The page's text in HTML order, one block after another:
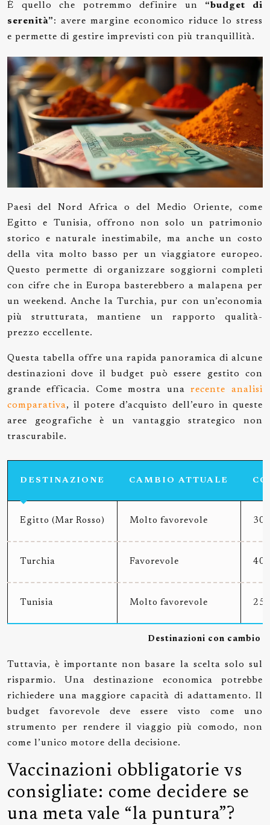
È quello che potremmo definire un “budget di
serenità”: avere margine economico riduce lo stress
e permette di gestire imprevisti con più tranquillità.
Paesi del Nord Africa o del Medio Oriente, come
Egitto e Tunisia, offrono non solo un patrimonio
storico e naturale inestimabile, ma anche un costo
della vita molto basso per un viaggiatore europeo.
Questo permette di organizzare soggiorni completi
con cifre che in Europa basterebbero a malapena per
un weekend. Anche la Turchia, pur con un’economia
più strutturata, mantiene un rapporto qualità-
prezzo eccellente.
Questa tabella offre una rapida panoramica di alcune
destinazioni dove il budget può essere gestito con
grande efficacia. Come mostra unarecente analisi
comparativa, il potere d’acquisto dell’euro in queste
aree geografiche è un vantaggio strategico non
trascurabile.
Destinazioni con cambio
DESTINAZIONE CAMBIO ATTUALE
Egitto (Mar Rosso) Molto favorevole
Turchia Favorevole
Tunisia Molto favorevole
Tuttavia, è importante non basare la scelta solo sul
risparmio. Una destinazione economica potrebbe
richiedere una maggiore capacità di adattamento. Il
budget favorevole deve essere visto come uno
strumento per rendere il viaggio più comodo, non
come l’unico motore della decisione.
Vaccinazioni obbligatorie vs
consigliate: come decidere se
una meta vale “la puntura”?